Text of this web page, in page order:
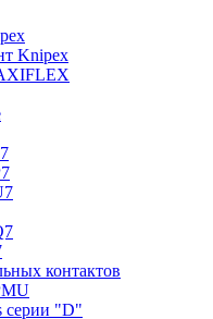
Knipex
контактов
серии "D"